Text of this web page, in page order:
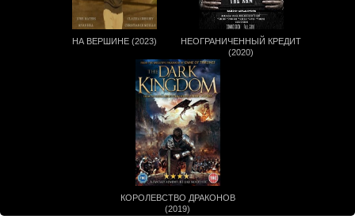
НА ВЕРШИНЕ (2023)
НЕОГРАНИЧЕННЫЙ КРЕДИТ
(2020)
КОРОЛЕВСТВО ДРАКОНОВ
(2019)